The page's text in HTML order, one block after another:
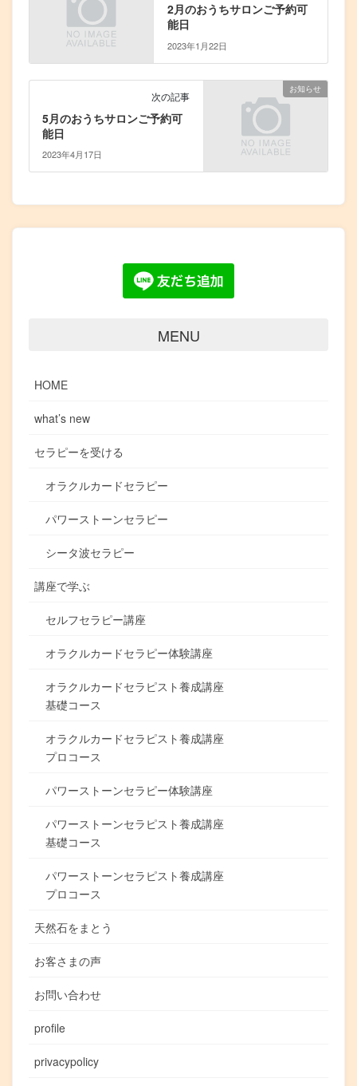
2月のおうちサロンご予約可
能日
2023年1月22日
お知らせ
次の記事
5月のおうちサロンご予約可
能日
2023年4月17日
MENU
HOME
what’s new
セラピーを受ける
オラクルカードセラピー
パワーストーンセラピー
シータ波セラピー
講座で学ぶ
セルフセラピー講座
オラクルカードセラピー体験講座
オラクルカードセラピスト養成講座
基礎コース
オラクルカードセラピスト養成講座
プロコース
パワーストーンセラピー体験講座
パワーストーンセラピスト養成講座
基礎コース
パワーストーンセラピスト養成講座
プロコース
天然石をまとう
お客さまの声
お問い合わせ
profile
privacypolicy